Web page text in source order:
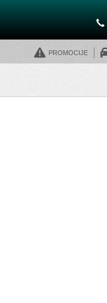
Promocije